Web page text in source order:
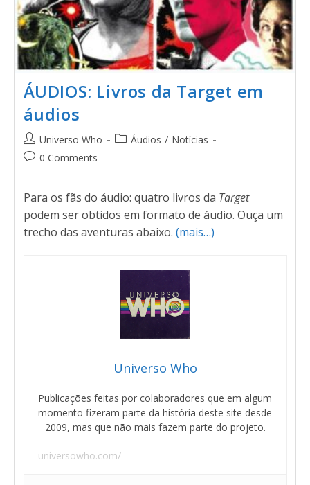
ÁUDIOS: Livros da Target em
áudios
Universo Who Áudios / Notícias
0 Comments
Para os fãs do áudio: quatro livros da Target
podem ser obtidos em formato de áudio. Ouça um
trecho das aventuras abaixo. (mais…)
Universo Who
Publicações feitas por colaboradores que em algum
momento fizeram parte da história deste site desde
2009, mas que não mais fazem parte do projeto.
universowho.com/